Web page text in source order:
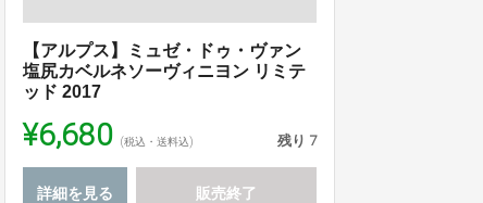
【アルプス】ミュゼ・ドゥ・ヴァン
塩尻カベルネソーヴィニヨン リミテ
ッド 2017
¥6,680 (税込・送料込) 残り 7
詳細を見る 販売終了